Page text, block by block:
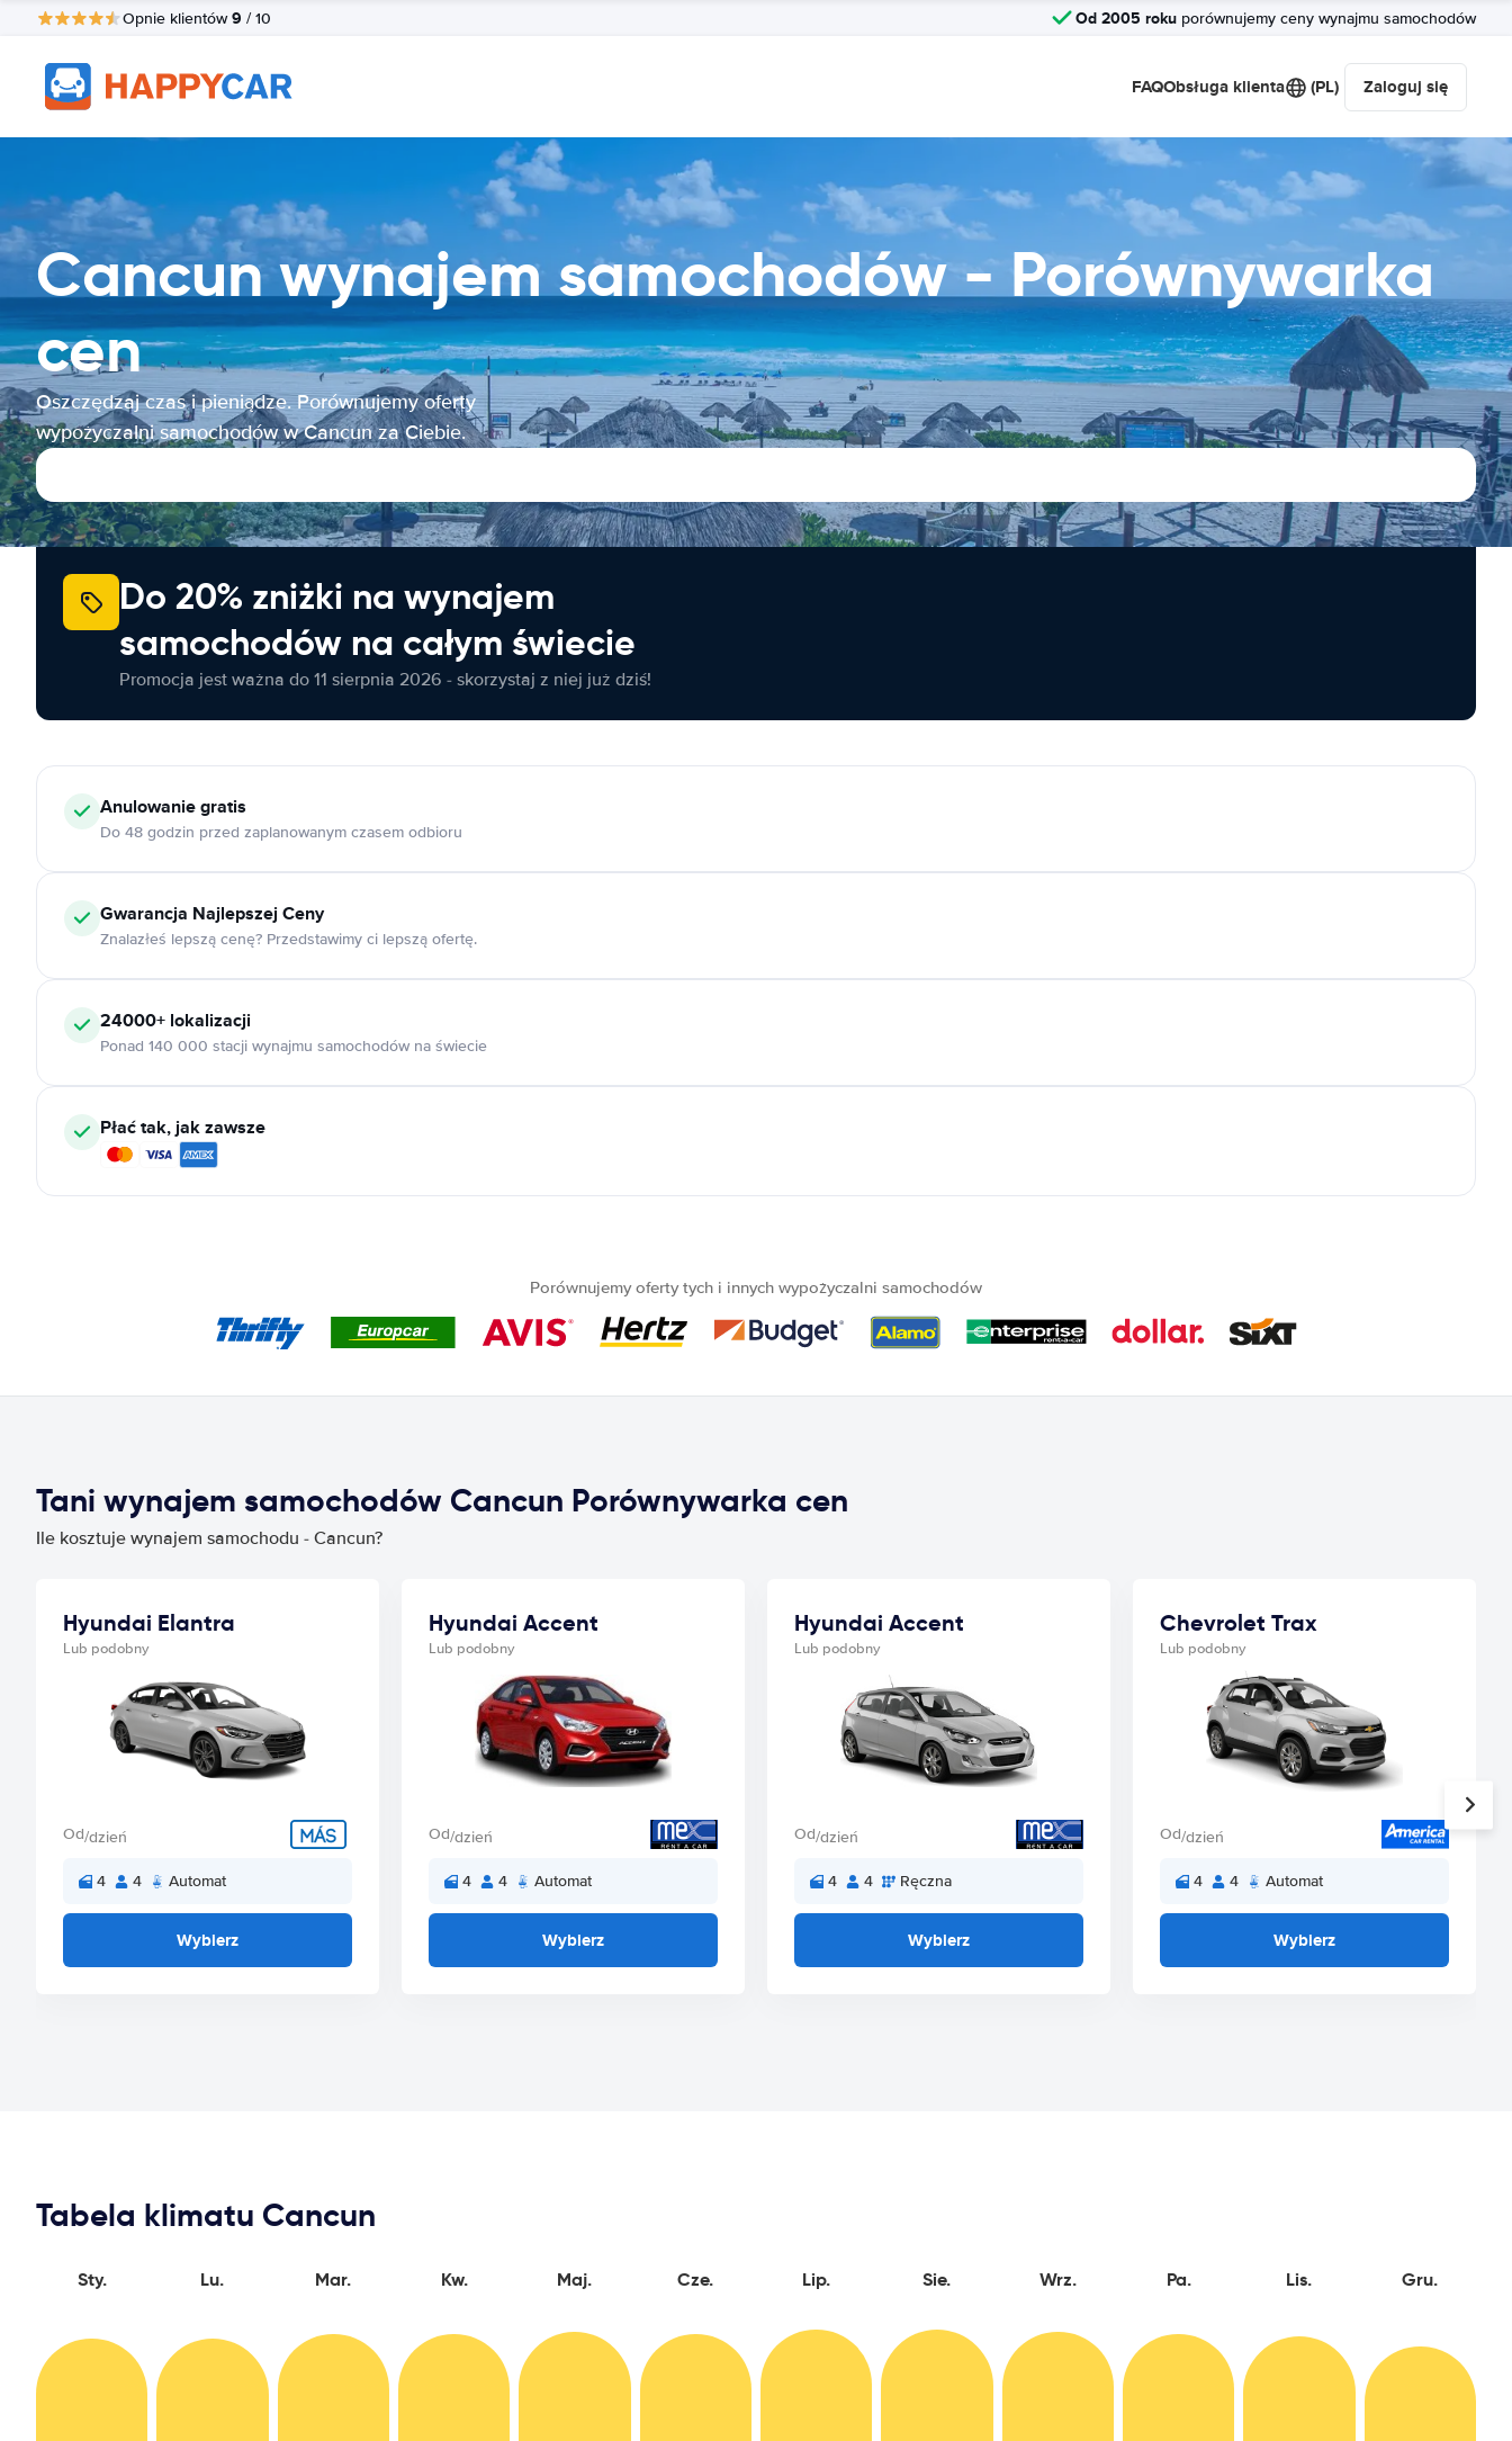
Opnie klientów9 / 10 Od 2005 roku porównujemy ceny wynajmu samochodów
FAQObsługa klienta (PL) Zaloguj się
Cancun wynajem samochodów - Porównywarka
cen
Oszczędzaj czas i pieniądze. Porównujemy oferty
wypożyczalni samochodów w Cancun za Ciebie.
Do 20% zniżki na wynajem
samochodów na całym świecie
Promocja jest ważna do 11 sierpnia 2026 - skorzystaj z niej już dziś!
Anulowaniegratis
Do 48 godzin przed zaplanowanym czasem odbioru
Gwarancja Najlepszej Ceny
Znalazłeś lepszą cenę? Przedstawimy ci lepszą ofertę.
24000+ lokalizacji
Ponad 140 000 stacji wynajmu samochodów na świecie
Płać tak, jak zawsze
Porównujemy oferty tych i innych wypożyczalni samochodów
Tani wynajem samochodów Cancun Porównywarka cen
Ile kosztuje wynajem samochodu - Cancun?
Hyundai Elantra
Lub podobny
Od/dzień
4 4 Automat
Wybierz
Hyundai Accent
Lub podobny
Od/dzień
4 4 Automat
Wybierz
Hyundai Accent
Lub podobny
Od/dzień
4 4 Ręczna
Wybierz
Chevrolet Trax
Lub podobny
Od/dzień
4 4 Automat
Wybierz
Tabela klimatu Cancun
Sty. Lu. Mar. Kw. Maj. Cze. Lip. Sie. Wrz. Pa. Lis. Gru.